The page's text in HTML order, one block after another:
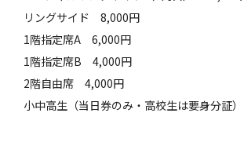
リングサイド 8,000円
1階指定席A 6,000円
1階指定席B 4,000円
2階自由席 4,000円
小中高生（当日券のみ・高校生は要身分証